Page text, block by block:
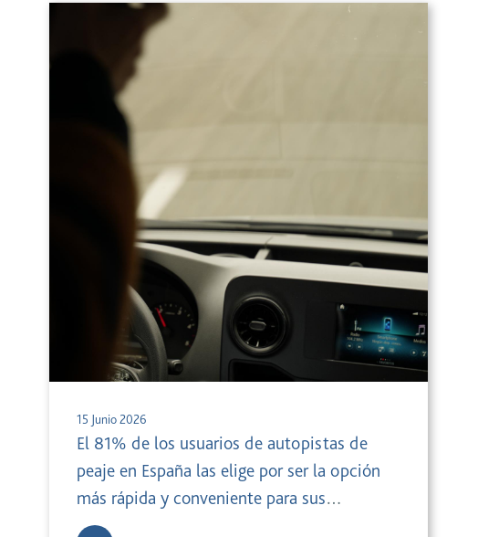
El 81% de los usuarios de autopistas de
peaje en España las elige por ser la opción
más rápida y conveniente para sus
desplazamientos
15 Junio 2026